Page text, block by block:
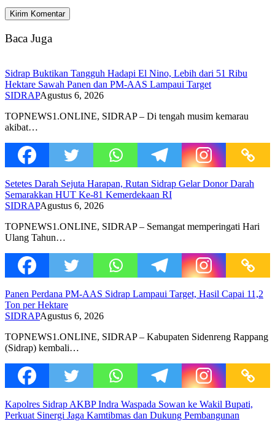
Baca Juga
Sidrap Buktikan Tangguh Hadapi El Nino, Lebih dari 51 Ribu
Hektare Sawah Panen dan PM-AAS Lampaui Target
SIDRAPAgustus 6, 2026
TOPNEWS1.ONLINE, SIDRAP – Di tengah musim kemarau
akibat…
Setetes Darah Sejuta Harapan, Rutan Sidrap Gelar Donor Darah
Semarakkan HUT Ke-81 Kemerdekaan RI
SIDRAPAgustus 6, 2026
TOPNEWS1.ONLINE, SIDRAP – Semangat memperingati Hari
Ulang Tahun…
Panen Perdana PM-AAS Sidrap Lampaui Target, Hasil Capai 11,2
Ton per Hektare
SIDRAPAgustus 6, 2026
TOPNEWS1.ONLINE, SIDRAP – Kabupaten Sidenreng Rappang
(Sidrap) kembali…
Kapolres Sidrap AKBP Indra Waspada Sowan ke Wakil Bupati,
Perkuat Sinergi Jaga Kamtibmas dan Dukung Pembangunan